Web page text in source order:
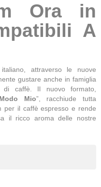
Ora in
A
attraverso le nuove
gustare anche in famiglia
di caffè. Il nuovo formato,
Mio”, racchiude tutta
per il caffè espresso e rende
il ricco aroma delle nostre